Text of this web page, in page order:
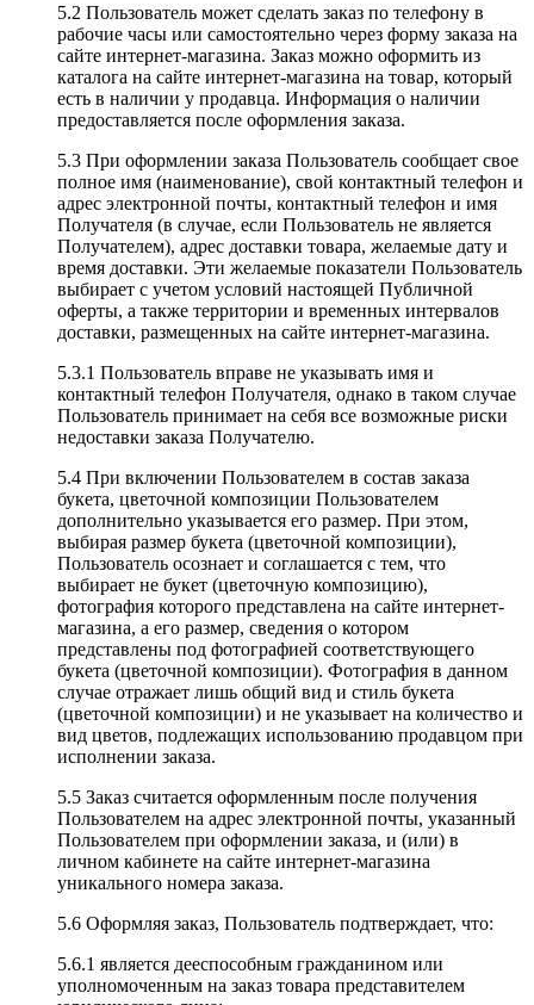
5.2 Пользователь может сделать заказ по телефону в
рабочие часы или самостоятельно через форму заказа на
сайте интернет-магазина. Заказ можно оформить из
каталога на сайте интернет-магазина на товар, который
есть в наличии у продавца. Информация о наличии
предоставляется после оформления заказа.
5.3 При оформлении заказа Пользователь сообщает свое
полное имя (наименование), свой контактный телефон и
адрес электронной почты, контактный телефон и имя
Получателя (в случае, если Пользователь не является
Получателем), адрес доставки товара, желаемые дату и
время доставки. Эти желаемые показатели Пользователь
выбирает с учетом условий настоящей Публичной
оферты, а также территории и временных интервалов
доставки, размещенных на сайте интернет-магазина.
5.3.1 Пользователь вправе не указывать имя и
контактный телефон Получателя, однако в таком случае
Пользователь принимает на себя все возможные риски
недоставки заказа Получателю.
5.4 При включении Пользователем в состав заказа
букета, цветочной композиции Пользователем
дополнительно указывается его размер. При этом,
выбирая размер букета (цветочной композиции),
Пользователь осознает и соглашается с тем, что
выбирает не букет (цветочную композицию),
фотография которого представлена на сайте интернет-
магазина, а его размер, сведения о котором
представлены под фотографией соответствующего
букета (цветочной композиции). Фотография в данном
случае отражает лишь общий вид и стиль букета
(цветочной композиции) и не указывает на количество и
вид цветов, подлежащих использованию продавцом при
исполнении заказа.
5.5 Заказ считается оформленным после получения
Пользователем на адрес электронной почты, указанный
Пользователем при оформлении заказа, и (или) в
личном кабинете на сайте интернет-магазина
уникального номера заказа.
5.6 Оформляя заказ, Пользователь подтверждает, что:
5.6.1 является дееспособным гражданином или
уполномоченным на заказ товара представителем